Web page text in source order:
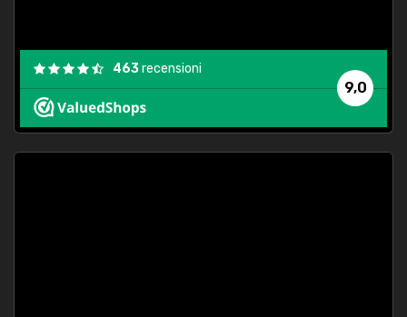
9,0
463recensioni